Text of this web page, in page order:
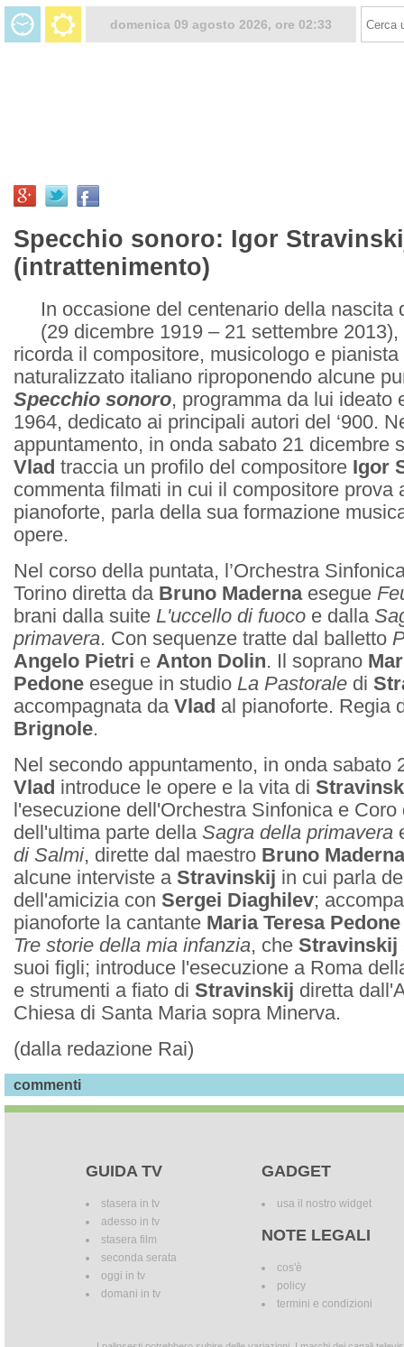
domenica 09 agosto 2026, ore 02:33
Specchio sonoro: Igor
(intrattenimento)
In occasione del centenario della nascita
(29 dicembre 1919 – 21 settembre
ricorda il compositore, musicologo e pianista
naturalizzato italiano riproponendo alcune
Specchio sonoro, programma da lui ideato
1964, dedicato ai principali autori del ‘900.
appuntamento, in onda sabato 21 dicembre
Vlad traccia un profilo del compositore Igor
commenta filmati in cui il compositore prova
pianoforte, parla della sua formazione
opere.
Nel corso della puntata, l’Orchestra
Torino diretta da Bruno Madernaesegue
brani dalla suite L'uccello di fuoco e dalla
primavera. Con sequenze tratte dal balletto
Angelo Pietri e Anton Dolin. Il soprano
Pedone esegue in studio La Pastorale di
accompagnata da Vlad al pianoforte. Regia
Brignole.
Nel secondo appuntamento, in onda sabato
Vlad introduce le opere e la vita di
l'esecuzione dell'Orchestra Sinfonica e Coro
dell'ultima parte della Sagra della primavera
di Salmi, dirette dal maestro Bruno Maderna
alcune interviste a Stravinskij in cui parla
dell'amicizia con Sergei Diaghilev;
pianoforte la cantante Maria Teresa Pedone
Tre storie della mia infanzia, che Stravinskij
suoi figli; introduce l'esecuzione a Roma
e strumenti a fiato di Stravinskij diretta
Chiesa di Santa Maria sopra Minerva.
(dalla redazione Rai)
commenti
GUIDA TV
stasera in tv
adesso in tv
stasera film
seconda serata
oggi in tv
domani in tv
GADGET
usa il nostro widget
NOTE LEGALI
cos'è
policy
termini e condizioni